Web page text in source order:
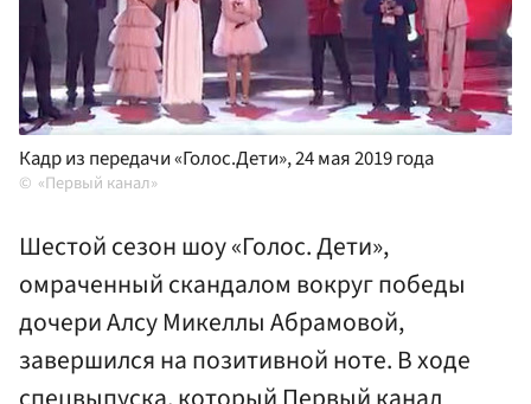
Кадр из передачи «Голос.Дети», 24 мая 2019 года
«Первый канал»
Шестой сезон шоу «Голос. Дети»,
омраченный скандалом вокруг победы
дочери Алсу Микеллы Абрамовой,
завершился на позитивной ноте. В ходе